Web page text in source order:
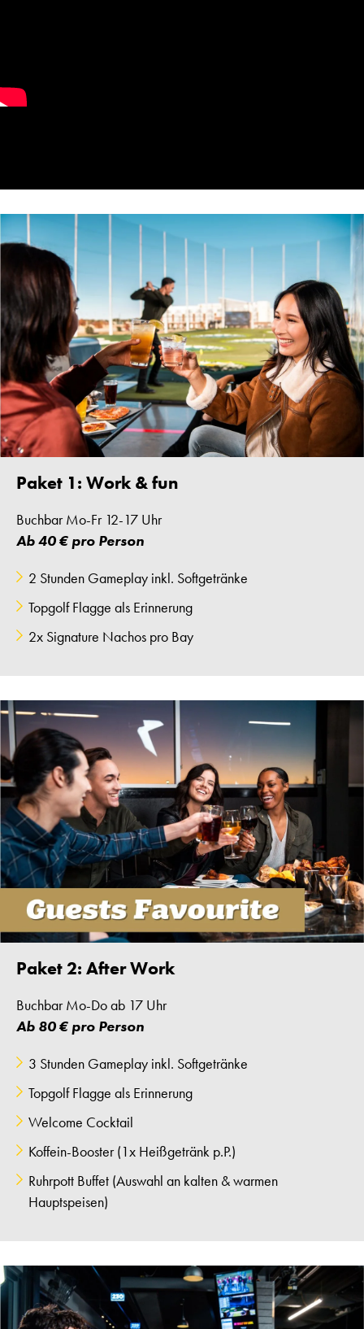
Paket 1: Work & fun
Buchbar Mo-Fr 12-17 Uhr
Ab 40 € pro Person
2 Stunden Gameplay inkl. Softgetränke
Topgolf Flagge als Erinnerung
2x Signature Nachos pro Bay
Paket 2: After Work
Buchbar Mo-Do ab 17 Uhr
Ab 80 € pro Person
3 Stunden Gameplay inkl. Softgetränke
Topgolf Flagge als Erinnerung
Welcome Cocktail
Koffein-Booster (1x Heißgetränk p.P.)
Ruhrpott Buffet (Auswahl an kalten & warmen
Hauptspeisen)